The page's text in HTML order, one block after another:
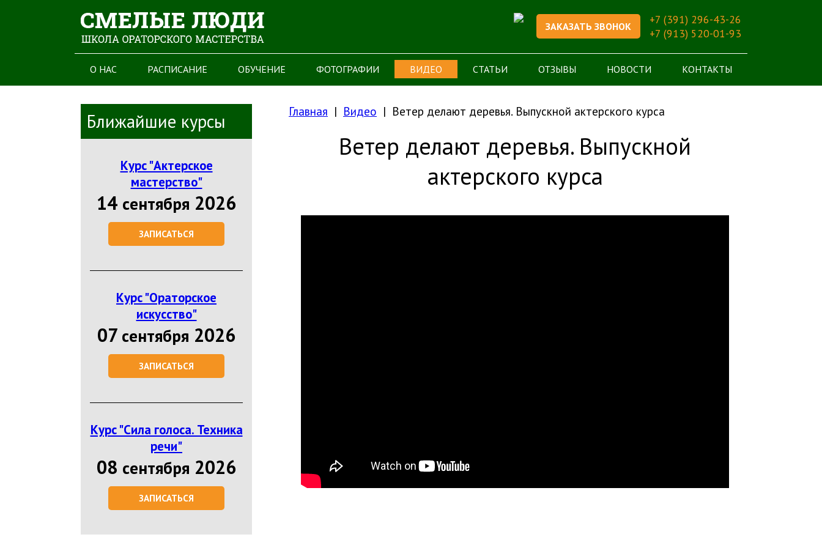
+7 (391) 296-43-26
+7 (913) 520-01-93
ЗАКАЗАТЬ ЗВОНОК
О НАС РАСПИСАНИЕ ОБУЧЕНИЕ ФОТОГРАФИИ ВИДЕО СТАТЬИ ОТЗЫВЫ НОВОСТИ КОНТАКТЫ
Главная Видео Ветер делают деревья. Выпускной актерского курса
Ветер делают деревья. Выпускной
актерского курса
Ближайшие курсы
Курс "Актерское
мастерство"
14 сентября 2026
ЗАПИСАТЬСЯ
Курс "Ораторское
искусство"
07 сентября 2026
ЗАПИСАТЬСЯ
Курс "Сила голоса. Техника
речи"
08 сентября 2026
ЗАПИСАТЬСЯ